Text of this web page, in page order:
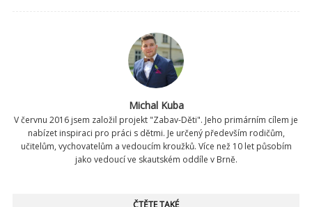
Michal Kuba
V červnu 2016 jsem založil projekt "Zabav-Děti". Jeho primárním cílem je
nabízet inspiraci pro práci s dětmi. Je určený především rodičům,
učitelům, vychovatelům a vedoucím kroužků. Více než 10 let působím
jako vedoucí ve skautském oddíle v Brně.